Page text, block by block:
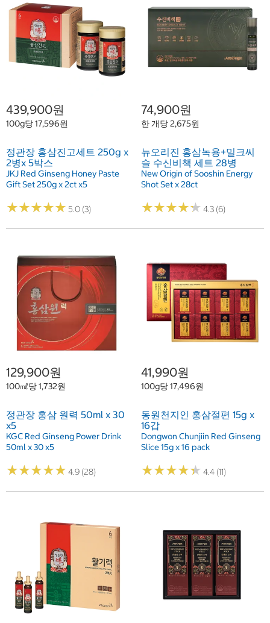
439,900원
100g당 17,596원
정관장 홍삼진고세트 250g x
2병x 5박스
JKJ Red Ginseng Honey Paste
Gift Set 250g x 2ct x5
★★★★★
★★★★★ 5.0 (3)
74,900원
한 개당 2,675원
뉴오리진 홍삼녹용+밀크씨
슬 수신비책 세트 28병
New Origin of Sooshin Energy
Shot Set x 28ct
★★★★★
★★★★★ 4.3 (6)
129,900원
100㎖당 1,732원
정관장 홍삼 원력 50ml x 30
x5
KGC Red Ginseng Power Drink
50ml x 30 x5
★★★★★
★★★★★ 4.9 (28)
41,990원
100g당 17,496원
동원천지인 홍삼절편 15g x
16갑
Dongwon Chunjiin Red Ginseng
Slice 15g x 16 pack
★★★★★
★★★★★ 4.4 (11)